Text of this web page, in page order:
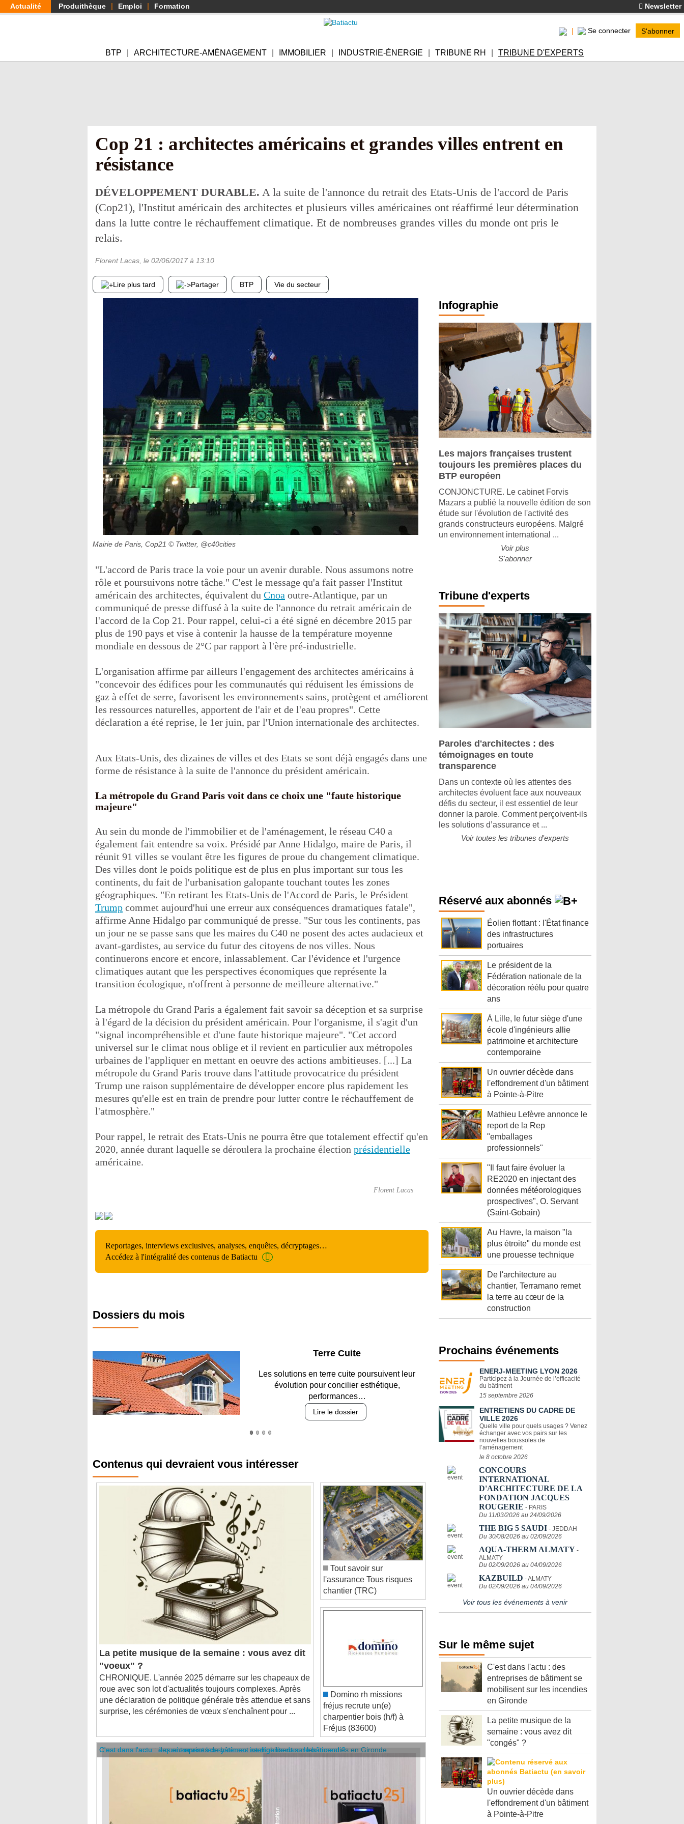
Aller
au
Actualité Produithèque Emploi Formation Newsletter
Se connecter S'abonner
BTP ARCHITECTURE-AMÉNAGEMENT IMMOBILIER INDUSTRIE-ÉNERGIE TRIBUNE RH TRIBUNE D'EXPERTS
Cop 21 : architectes américains et grandes villes entrent en
résistance
DÉVELOPPEMENT DURABLE. A la suite de l'annonce du retrait des Etats-Unis de l'accord de Paris
(Cop21), l'Institut américain des architectes et plusieurs villes américaines ont réaffirmé leur détermination
dans la lutte contre le réchauffement climatique. Et de nombreuses grandes villes du monde ont pris le
relais.
Florent Lacas , le 02/06/2017 à 13:10
Lire plus tard Partager BTP Vie du secteur
Mairie de Paris, Cop21 © Twitter, @c40cities
"L'accord de Paris trace la voie pour un avenir durable. Nous assumons notre
rôle et poursuivons notre tâche." C'est le message qu'a fait passer l'Institut
américain des architectes, équivalent du Cnoa outre-Atlantique, par un
communiqué de presse diffusé à la suite de l'annonce du retrait américain de
l'accord de la Cop 21. Pour rappel, celui-ci a été signé en décembre 2015 par
plus de 190 pays et vise à contenir la hausse de la température moyenne
mondiale en dessous de 2°C par rapport à l'ère pré-industrielle.
L'organisation affirme par ailleurs l'engagement des architectes américains à
"concevoir des édifices pour les communautés qui réduisent les émissions de
gaz à effet de serre, favorisent les environnements sains, protègent et améliorent
les ressources naturelles, apportent de l'air et de l'eau propres". Cette
déclaration a été reprise, le 1er juin, par l'Union internationale des architectes.
Aux Etats-Unis, des dizaines de villes et des Etats se sont déjà engagés dans une
forme de résistance à la suite de l'annonce du président américain.
La métropole du Grand Paris voit dans ce choix une "faute historique
majeure"
Au sein du monde de l'immobilier et de l'aménagement, le réseau C40 a
également fait entendre sa voix. Présidé par Anne Hidalgo, maire de Paris, il
réunit 91 villes se voulant être les figures de proue du changement climatique.
Des villes dont le poids politique est de plus en plus important sur tous les
continents, du fait de l'urbanisation galopante touchant toutes les zones
géographiques. "En retirant les Etats-Unis de l'Accord de Paris, le Président
Trump commet aujourd'hui une erreur aux conséquences dramatiques fatale",
affirme Anne Hidalgo par communiqué de presse. "Sur tous les continents, pas
un jour ne se passe sans que les maires du C40 ne posent des actes audacieux et
avant-gardistes, au service du futur des citoyens de nos villes. Nous
continuerons encore et encore, inlassablement. Car l'évidence et l'urgence
climatiques autant que les perspectives économiques que représente la
transition écologique, n'offrent à personne de meilleure alternative."
La métropole du Grand Paris a également fait savoir sa déception et sa surprise
à l'égard de la décision du président américain. Pour l'organisme, il s'agit d'un
"signal incompréhensible et d'une faute historique majeure". "Cet accord
universel sur le climat nous oblige et il revient en particulier aux métropoles
urbaines de l'appliquer en mettant en oeuvre des actions ambitieuses. [...] La
métropole du Grand Paris trouve dans l'attitude provocatrice du président
Trump une raison supplémentaire de développer encore plus rapidement les
mesures qu'elle est en train de prendre pour lutter contre le réchauffement de
l'atmosphère."
Pour rappel, le retrait des Etats-Unis ne pourra être que totalement effectif qu'en
2020, année durant laquelle se déroulera la prochaine élection présidentielle
américaine.
Florent Lacas
Reportages, interviews exclusives, analyses, enquêtes, décryptages…
Accédez à l'intégralité des contenus de Batiactu
Dossiers du mois
Parking et garages
Entre circulation, sécurisation des accès, durabilité
des revêtements et intégration…
Lire le dossier
La petite musique de la semaine : vous avez dit
"voeux" ?
CHRONIQUE. L'année 2025 démarre sur les chapeaux de
roue avec son lot d'actualités toujours complexes. Après
une déclaration de politique générale très attendue et sans
surprise, les cérémonies de vœux s'enchaînent pour ...
Tout savoir sur
l'assurance Tous risques
chantier (TRC)
fréjus recrute un(e)
charpentier bois (h/f) à
Fréjus (83600)
C'est dans l'actu : des entreprises de bâtiment se mobilisent sur les incendies en Gironde
C'est dans l'actu : à quoi servent les systèmes intelligents dans le bâtiment ?
Infographie
Les majors françaises trustent
toujours les premières places du
BTP européen
CONJONCTURE. Le cabinet Forvis
Mazars a publié la nouvelle édition de son
étude sur l'évolution de l'activité des
grands constructeurs européens. Malgré
un environnement international ...
Voir plus
S'abonner
Tribune d'experts
Paroles d'architectes : des
témoignages en toute
transparence
Dans un contexte où les attentes des
architectes évoluent face aux nouveaux
défis du secteur, il est essentiel de leur
donner la parole. Comment perçoivent-ils
les solutions d’assurance et ...
Voir toutes les tribunes d'experts
Réservé aux abonnés
Éolien flottant : l'État finance
des infrastructures
portuaires
Le président de la
Fédération nationale de la
décoration réélu pour quatre
ans
À Lille, le futur siège d'une
école d'ingénieurs allie
patrimoine et architecture
contemporaine
Un ouvrier décède dans
l'effondrement d'un bâtiment
à Pointe-à-Pitre
Mathieu Lefèvre annonce le
report de la Rep
"emballages
professionnels"
"Il faut faire évoluer la
RE2020 en injectant des
données météorologiques
prospectives", O. Servant
(Saint-Gobain)
Au Havre, la maison "la
plus étroite" du monde est
une prouesse technique
De l'architecture au
chantier, Terramano remet
la terre au cœur de la
construction
Prochains événements
ENERJ-MEETING LYON 2026
Participez à la Journée de l’efficacité
du bâtiment
15 septembre 2026
ENTRETIENS DU CADRE DE
VILLE 2026
Quelle ville pour quels usages ? Venez
échanger avec vos pairs sur les
nouvelles boussoles de
l’aménagement
le 8 octobre 2026
CONCOURS
INTERNATIONAL
D'ARCHITECTURE DE LA
FONDATION JACQUES
ROUGERIE - PARIS
Du 11/03/2026 au 24/09/2026
THE BIG 5 SAUDI - JEDDAH
Du 30/08/2026 au 02/09/2026
AQUA-THERM ALMATY -
ALMATY
Du 02/09/2026 au 04/09/2026
KAZBUILD - ALMATY
Du 02/09/2026 au 04/09/2026
Voir tous les événements à venir
Sur le même sujet
C'est dans l'actu : des
entreprises de bâtiment se
mobilisent sur les incendies
en Gironde
La petite musique de la
semaine : vous avez dit
"congés" ?
Un ouvrier décède dans
l'effondrement d'un bâtiment
à Pointe-à-Pitre